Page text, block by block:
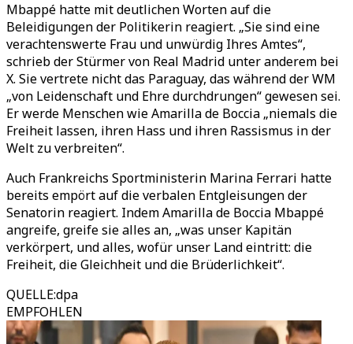
Mbappé hatte mit deutlichen Worten auf die
Beleidigungen der Politikerin reagiert. „Sie sind eine
verachtenswerte Frau und unwürdig Ihres Amtes“,
schrieb der Stürmer von Real Madrid unter anderem bei
X. Sie vertrete nicht das Paraguay, das während der WM
„von Leidenschaft und Ehre durchdrungen“gewesen sei.
Er werde Menschen wie Amarilla de Boccia „niemals die
Freiheit lassen, ihren Hass und ihren Rassismus in der
Welt zu verbreiten“.
Auch Frankreichs Sportministerin Marina Ferrari hatte
bereits empört auf die verbalen Entgleisungen der
Senatorin reagiert. Indem Amarilla de Boccia Mbappé
angreife, greife sie alles an, „was unser Kapitän
verkörpert, und alles, wofür unser Land eintritt: die
Freiheit, die Gleichheit und die Brüderlichkeit“.
QUELLE:dpa
EMPFOHLEN